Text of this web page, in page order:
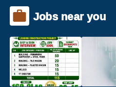
Jobs near you